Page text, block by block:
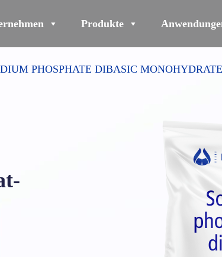
Produkte
PHOSPHATE DIBASIC MONOHYDRATE